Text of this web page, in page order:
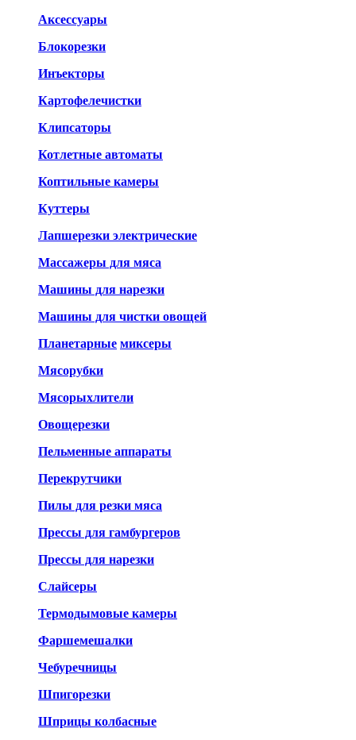
Аксессуары
Блокорезки
Инъекторы
Картофелечистки
Клипсаторы
Котлетные автоматы
Коптильные камеры
Куттеры
Лапшерезки электрические
Массажеры для мяса
Машины для нарезки
Машины для чистки овощей
Планетарные миксеры
Мясорубки
Мясорыхлители
Овощерезки
Пельменные аппараты
Перекрутчики
Пилы для резки мяса
Прессы для гамбургеров
Прессы для нарезки
Слайсеры
Термодымовые камеры
Фаршемешалки
Чебуречницы
Шпигорезки
Шприцы колбасные